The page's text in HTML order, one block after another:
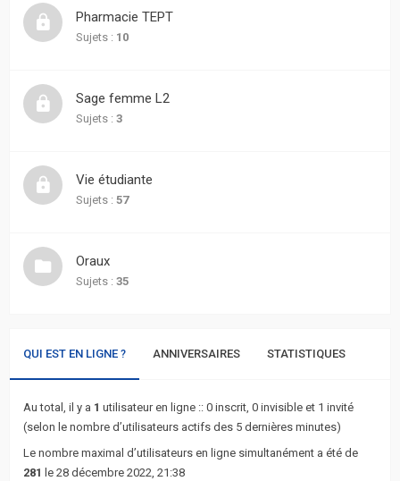
sans
réponse
actifs
Recherche
avancée
L’équipe
Pharmacie TEPT
Sujets : 10
Sage femme L2
Sujets : 3
Vie étudiante
Sujets : 57
Oraux
Sujets : 35
QUI EST EN LIGNE ? ANNIVERSAIRES STATISTIQUES
Au total, il y a 1 utilisateur en ligne :: 0 inscrit, 0 invisible et 1 invité
(selon le nombre d’utilisateurs actifs des 5 dernières minutes)
Le nombre maximal d’utilisateurs en ligne simultanément a été de
281 le 28 décembre 2022, 21:38